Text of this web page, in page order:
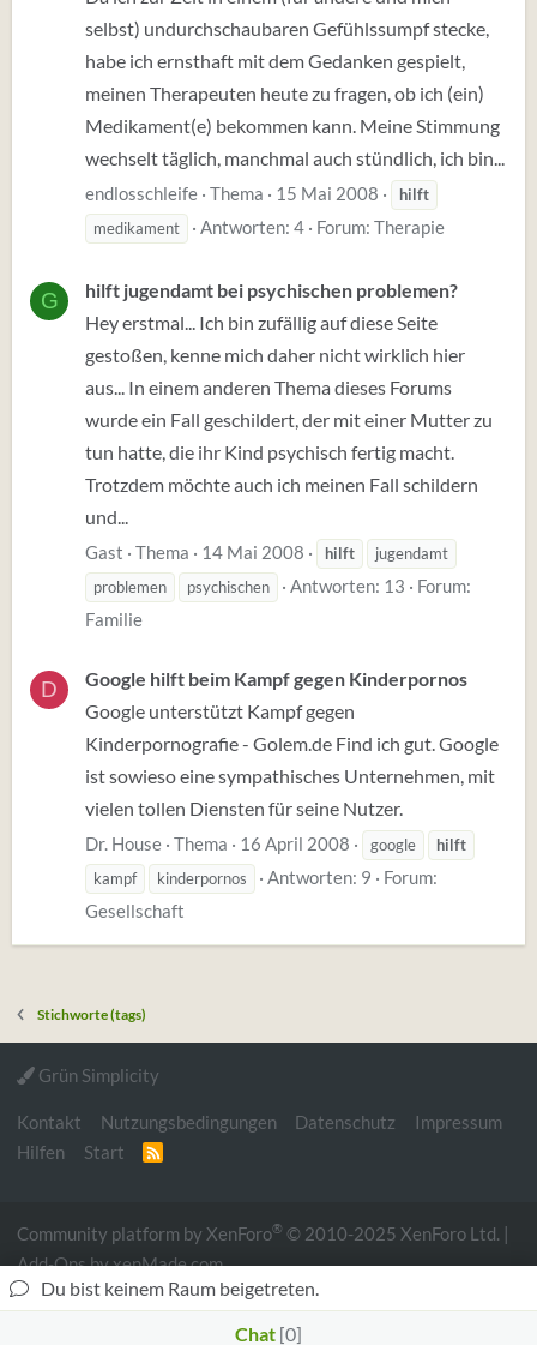
selbst) undurchschaubaren Gefühlssumpf stecke,
habe ich ernsthaft mit dem Gedanken gespielt,
meinen Therapeuten heute zu fragen, ob ich (ein)
Medikament(e) bekommen kann. Meine Stimmung
wechselt täglich, manchmal auch stündlich, ich bin...
endlosschleife Thema 15 Mai 2008
hilft
medikament
Antworten: 4 Forum: Therapie
G
hilft jugendamt bei psychischen problemen?
Hey erstmal... Ich bin zufällig auf diese Seite
gestoßen, kenne mich daher nicht wirklich hier
aus... In einem anderen Thema dieses Forums
wurde ein Fall geschildert, der mit einer Mutter zu
tun hatte, die ihr Kind psychisch fertig macht.
Trotzdem möchte auch ich meinen Fall schildern
und...
Gast Thema 14 Mai 2008 hilft
jugendamt
problemen
psychischen Antworten: 13
Forum:
Familie
D
Google hilft beim Kampf gegen Kinderpornos
Google unterstützt Kampf gegen
Kinderpornografie - Golem.de Find ich gut. Google
ist sowieso eine sympathisches Unternehmen, mit
vielen tollen Diensten für seine Nutzer.
Dr. House Thema 16 April 2008 google
hilft
kampf
kinderpornos Antworten: 9
Forum:
Gesellschaft
Stichworte (tags)
Du bist keinem Raum beigetreten.
Chat 0
Grün Simplicity
Kontakt Nutzungsbedingungen Datenschutz
Impressum
Hilfen
Start
R
Community platform by XenForo® © 2010-2025 XenForo Ltd. |
Add-Onsby xenMade.com
Website is usingUltimate Custom Nodes
Xenforo theme by Nulumia ©2016-2026